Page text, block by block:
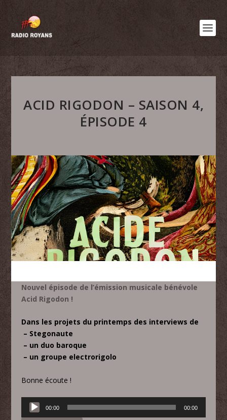
ACID RIGODON – SAISON 4,
ÉPISODE 4
Nouvel épisode de l’émission musicale bénévole
Acid Rigodon !
Dans les projets du printemps des interviews de
– Stegonaute
– un duo baroque
– un groupe electrorigolo
Bonne écoute !
Lecteur
audio
00:00 00:00